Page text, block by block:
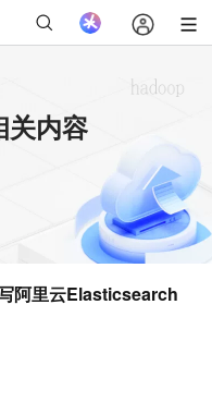
内容
阿里云Elasticsearch